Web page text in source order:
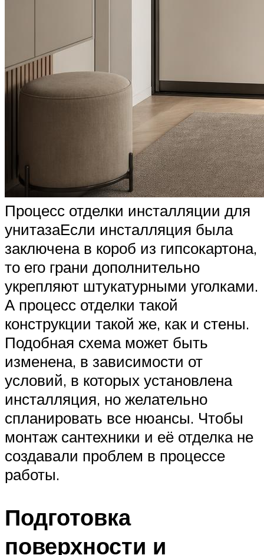
Процесс отделки инсталляции для
унитазаЕсли инсталляция была
заключена в короб из гипсокартона,
то его грани дополнительно
укрепляют штукатурными уголками.
А процесс отделки такой
конструкции такой же, как и стены.
Подобная схема может быть
изменена, в зависимости от
условий, в которых установлена
инсталляция, но желательно
спланировать все нюансы. Чтобы
монтаж сантехники и её отделка не
создавали проблем в процессе
работы.
Подготовка
поверхности и